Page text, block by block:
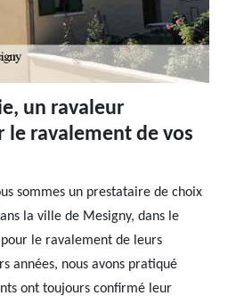
un ravaleur
le ravalement de vos
sommes un prestataire de choix
la ville de Mesigny, dans le
le ravalement de leurs
années, nous avons pratiqué
ont toujours confirmé leur